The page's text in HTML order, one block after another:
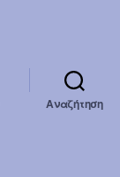
Αναζήτηση